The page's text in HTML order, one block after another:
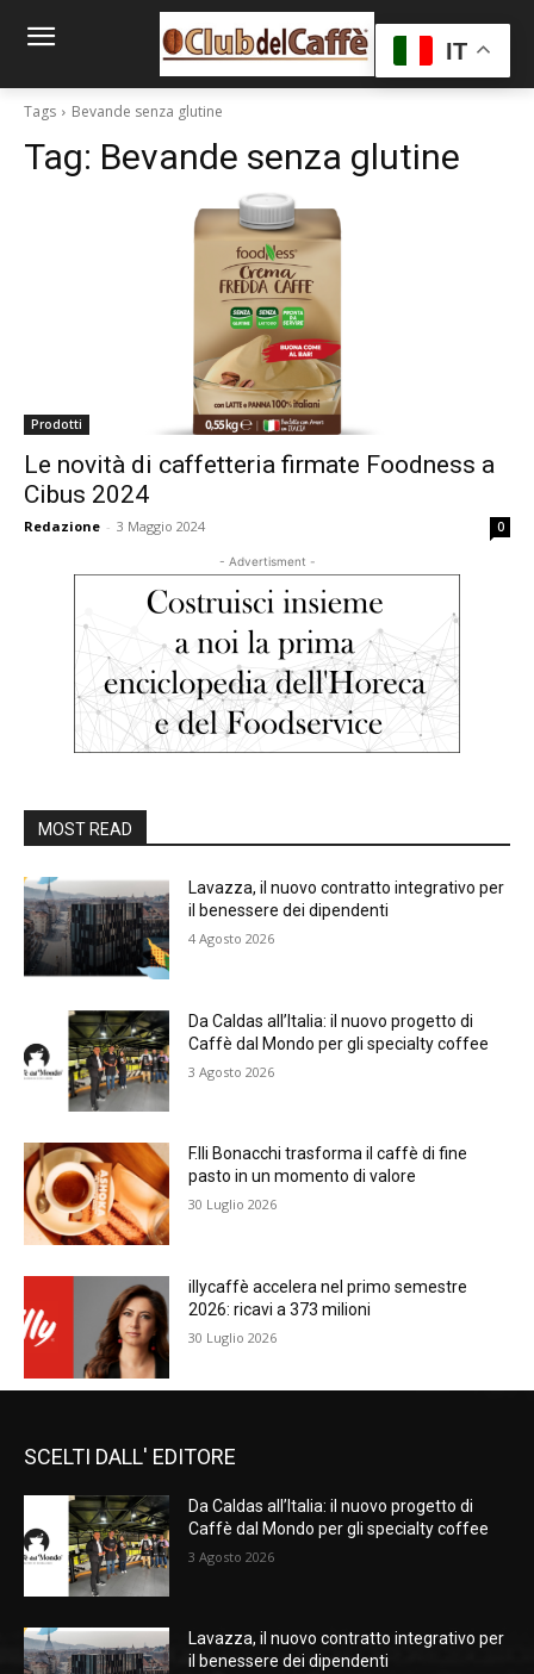
Tags Bevande senza glutine
Tag: Bevande senza glutine
Prodotti
Le novità di caffetteria firmate Foodness a
Cibus 2024
Redazione - 3 Maggio 2024 0
- Advertisment -
MOST READ
Lavazza, il nuovo contratto integrativo per
il benessere dei dipendenti
4 Agosto 2026
Da Caldas all’Italia: il nuovo progetto di
Caffè dal Mondo per gli specialty coffee
3 Agosto 2026
F.lli Bonacchi trasforma il caffè di fine
pasto in un momento di valore
30 Luglio 2026
illycaffè accelera nel primo semestre
2026: ricavi a 373 milioni
30 Luglio 2026
SCELTI DALL' EDITORE
Da Caldas all’Italia: il nuovo progetto di
Caffè dal Mondo per gli specialty coffee
3 Agosto 2026
Lavazza, il nuovo contratto integrativo per
il benessere dei dipendenti
IT